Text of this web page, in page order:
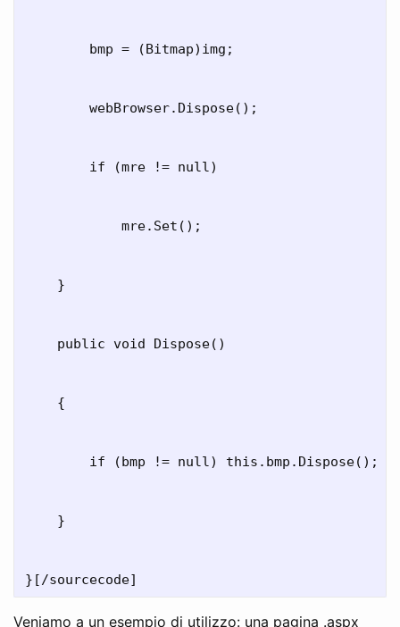
        bmp = (Bitmap)img;
        webBrowser.Dispose();
        if (mre != null)
            mre.Set();
    }
    public void Dispose()
    {
        if (bmp != null) this.bmp.Dispose();
    }
Veniamo a un esempio di utilizzo: una pagina .aspx